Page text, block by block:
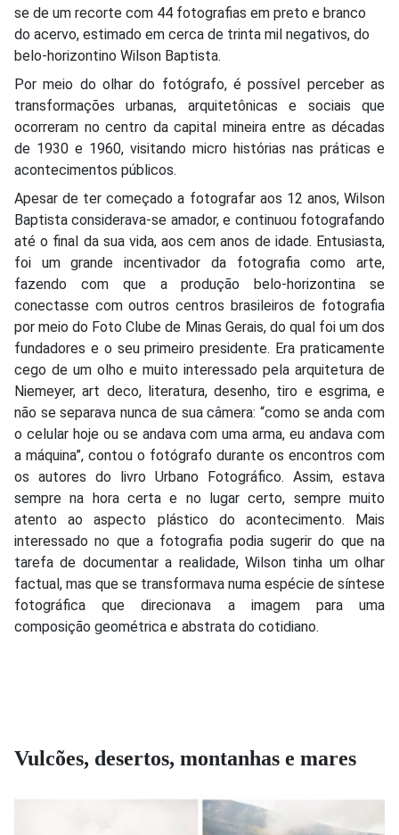
se de um recorte com 44 fotografias em preto e branco
do acervo, estimado em cerca de trinta mil negativos, do
belo-horizontino Wilson Baptista.
Por meio do olhar do fotógrafo, é possível perceber as
transformações urbanas, arquitetônicas e sociais que
ocorreram no centro da capital mineira entre as décadas
de 1930 e 1960, visitando micro histórias nas práticas e
acontecimentos públicos.
Apesar de ter começado a fotografar aos 12 anos, Wilson
Baptista considerava-se amador, e continuou fotografando
até o final da sua vida, aos cem anos de idade. Entusiasta,
foi um grande incentivador da fotografia como arte,
fazendo com que a produção belo-horizontina se
conectasse com outros centros brasileiros de fotografia
por meio do Foto Clube de Minas Gerais, do qual foi um dos
fundadores e o seu primeiro presidente. Era praticamente
cego de um olho e muito interessado pela arquitetura de
Niemeyer, art deco, literatura, desenho, tiro e esgrima, e
não se separava nunca de sua câmera: “como se anda com
o celular hoje ou se andava com uma arma, eu andava com
a máquina”, contou o fotógrafo durante os encontros com
os autores do livro Urbano Fotográfico. Assim, estava
sempre na hora certa e no lugar certo, sempre muito
atento ao aspecto plástico do acontecimento. Mais
interessado no que a fotografia podia sugerir do que na
tarefa de documentar a realidade, Wilson tinha um olhar
factual, mas que se transformava numa espécie de síntese
fotográfica que direcionava a imagem para uma
composição geométrica e abstrata do cotidiano.
Vulcões, desertos, montanhas e mares